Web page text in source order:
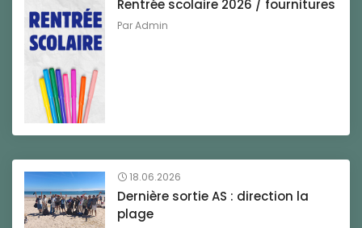
Rentrée scolaire 2026 / fournitures
ParAdmin
18.06.2026
Dernière sortie AS : direction la
plage